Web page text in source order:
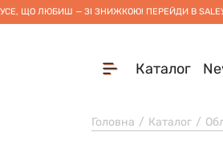
УСЕ, ЩО ЛЮБИШ — ЗІ ЗНИЖКОЮ! ПЕРЕЙДИ В SALE
Каталог
Головна Каталог